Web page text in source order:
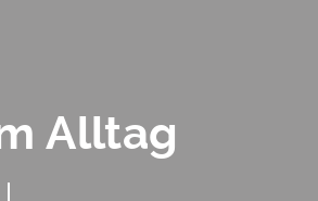
VERKEHRSRECHT
Alltag